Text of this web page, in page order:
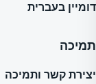
דומיין בעברית
תמיכה
יצירת קשר ותמיכה